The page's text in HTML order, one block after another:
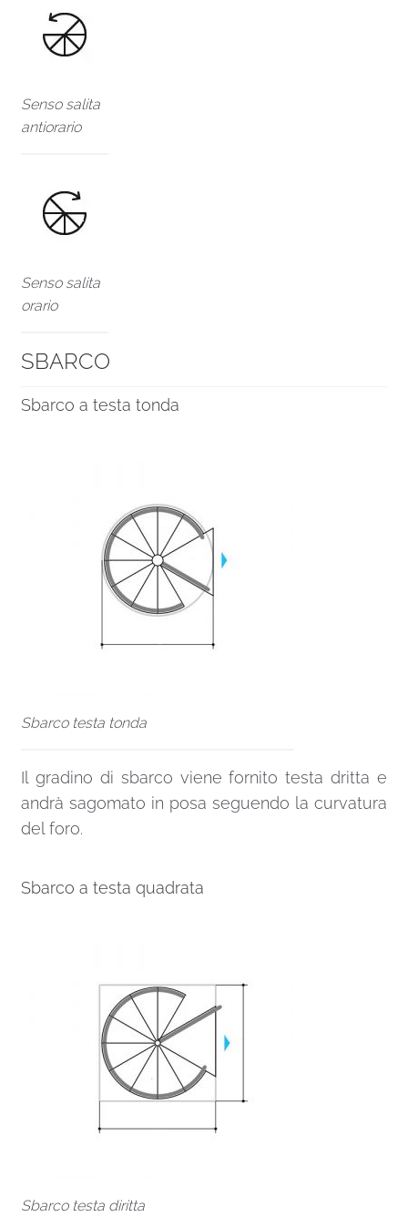
Senso salita
antiorario
Senso salita
orario
SBARCO
Sbarco a testa tonda
Sbarco testa tonda
Il gradino di sbarco viene fornito testa dritta e
andrà sagomato in posa seguendo la curvatura
del foro.
Sbarco a testa quadrata
Sbarco testa diritta